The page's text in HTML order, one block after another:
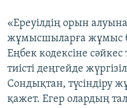
«Ереуілдің орын
жұмысшыларға жұмыс
Еңбек кодексіне
тиісті деңгейде
Сондықтан, түсіндіру
қажет. Егер олардың